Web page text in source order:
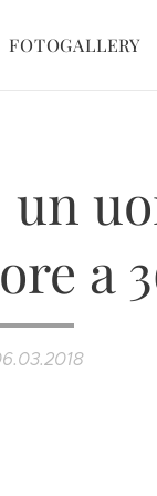
FOTOGALLERY
un
a